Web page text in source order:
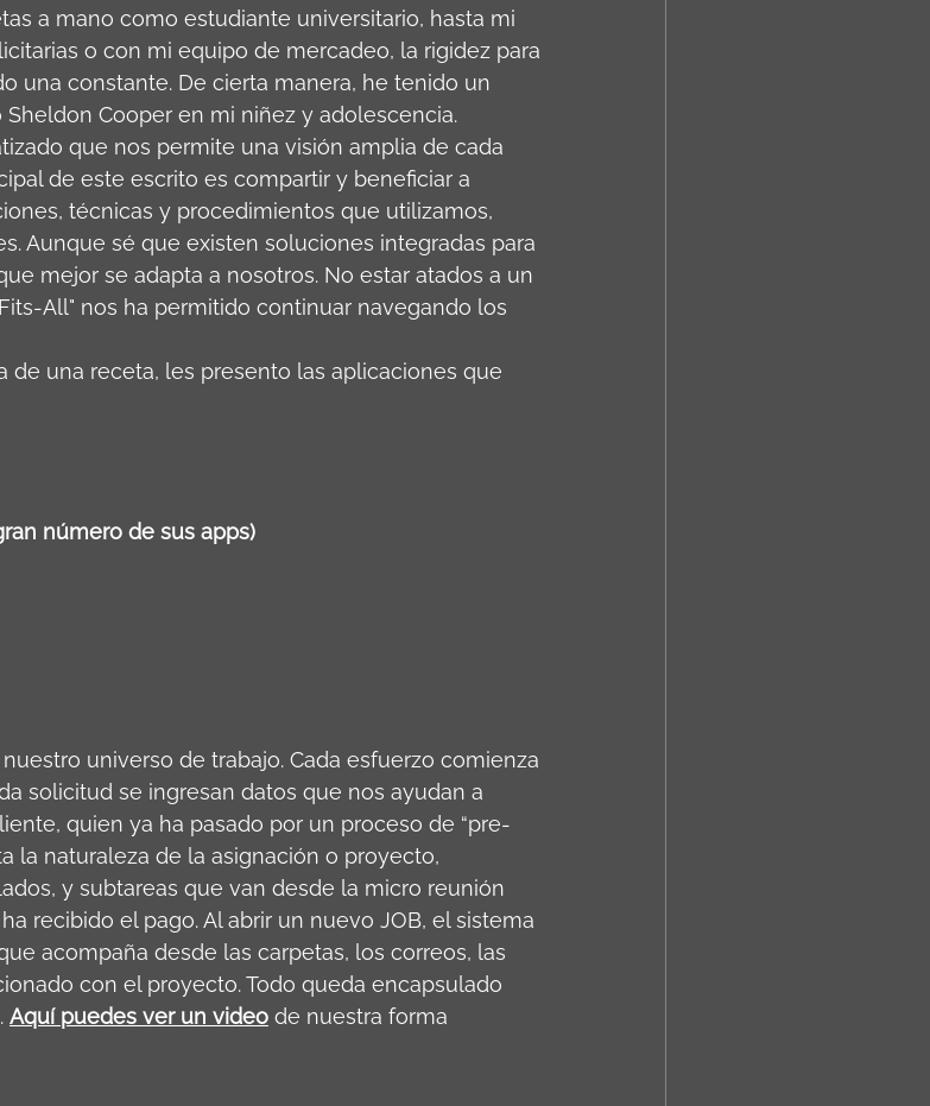
a mano como estudiante universitario, hasta mi
o con mi equipo de mercadeo, la rigidez para
una constante. De cierta manera, he tenido un
Cooper en mi niñez y adolescencia.
que nos permite una visión amplia de cada
de este escrito es compartir y beneficiar a
técnicas y procedimientos que utilizamos,
Aunque sé que existen soluciones integradas para
mejor se adapta a nosotros. No estar atados a un
All" nos ha permitido continuar navegando los
de una receta, les presento las aplicaciones que
número de sus apps)
universo de trabajo. Cada esfuerzo comienza
solicitud se ingresan datos que nos ayudan a
quien ya ha pasado por un proceso de “pre-
la naturaleza de la asignación o proyecto,
y subtareas que van desde la micro reunión
recibido el pago. Al abrir un nuevo JOB, el sistema
acompaña desde las carpetas, los correos, las
con el proyecto. Todo queda encapsulado
Aquí puedes ver un video de nuestra forma